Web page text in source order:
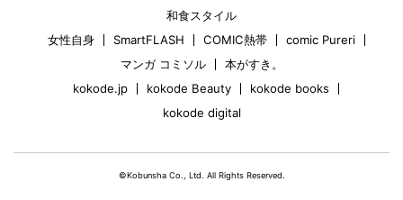
和食スタイル
女性自身
SmartFLASH COMIC熱帯
comic Pureri
マンガ コミソル
本がすき。
kokode.jp
kokode Beauty
kokode books
kokode digital
©Kobunsha Co., Ltd. All Rights Reserved.